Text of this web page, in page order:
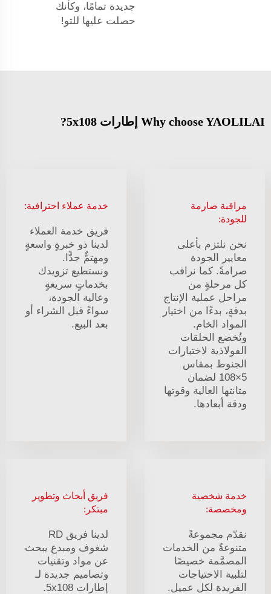
جديدة تمامًا، وكأنك
حصلت عليها للتو!
Why choose YAOLILAI إطارات 5x108?
مراقبة صارمة
للجودة:
نحن نلتزم بأعلى
معايير الجودة
صرامةً. كما نراقب
كل مرحلةٍ من
مراحل عملية الإنتاج
بدقةٍ، بدءًا من اختيار
المواد الخام.
وتُخضع الحلقات
الفولاذية لاختبارات
الجنوط بمقاس
5×108 لضمان
متانتها العالية وقوتها
ودقة أبعادها.
خدمة عملاء احترافية:
فريق خدمة العملاء
لدينا ذو خبرةٍ واسعةٍ
ومهتمٌّ جدًّا.
ونستطيع تزويدك
بخدماتٍ سريعةٍ
وعالية الجودة،
سواءً قبل الشراء أو
بعد البيع.
خدمة شخصية
ومخصصة:
نقدّم مجموعةً
متنوعةً من الخدمات
المصمَّمة خصيصًا
لتلبية الاحتياجات
الفريدة لكل عميل.
فريق أبحاث وتطوير
مبتكر:
لدينا فريق RD
شغوف ومبدع يبحث
عن مواد وتقنيات
وتصاميم جديدة لـ
إطارات 5x108.